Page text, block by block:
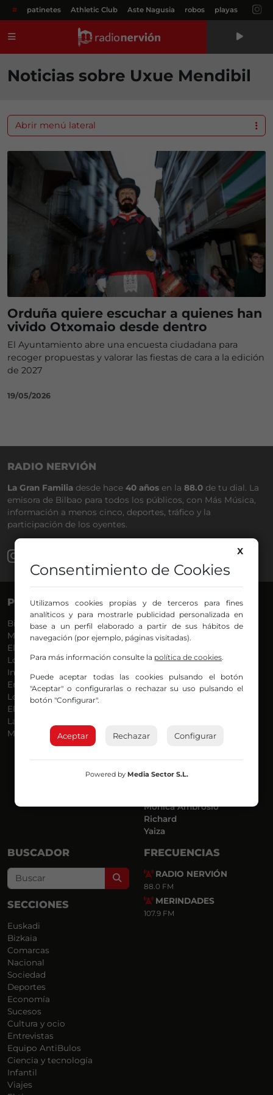
# patinetes Athletic Club Aste Nagusia robos playas
Noticias sobre Uxue Mendibil
Orduña quiere escuchar a quienes han
vivido Otxomaio desde dentro
El Ayuntamiento abre una encuesta ciudadana para
recoger propuestas y valorar las fiestas de cara a la edición
de 2027
19/05/2026
Abrir menú lateral
RADIO NERVIÓN
La Gran Familia desde hace 40 años en la 88.0 de tu dial. La
emisora de Bilbao para todos los públicos, con Más Música,
información a menos cinco, deportes, tráfico y la
participación de los oyentes.
PROGRAMAS
Bilbosport
Más Música
El Madrugador
Lo Más Nuevo
Informativos
En Ruta
Locos por la Música
El Supermadrugador
La Mañana de Radio Nervión
Más Madrugada
VOCES
Agurtzane
Belén Ollero
Eduardo
Eva Argote
Endika
Jon
Joseba
Luis Carlos
Mónica Ambrosio
Richard
Yaiza
BUSCADOR
Search
SECCIONES
Euskadi
Bizkaia
Comarcas
Nacional
Sociedad
Deportes
Economía
Sucesos
Cultura y ocio
Entrevistas
Equipo AntiBulos
Ciencia y tecnología
Infantil
Viajes
FRECUENCIAS
RADIO NERVIÓN
88.0 FM
MERINDADES
107.9 FM
X
Consentimiento de Cookies
Utilizamos cookies propias y de terceros para fines
analíticos y para mostrarle publicidad personalizada en
base a un perfil elaborado a partir de sus hábitos de
navegación (por ejemplo, páginas visitadas).
Para más información consulte la política de cookies.
Puede aceptar todas las cookies pulsando el botón
"Aceptar" o configurarlas o rechazar su uso pulsando el
botón "Configurar".
Aceptar Rechazar Configurar
Powered by Media Sector S.L.